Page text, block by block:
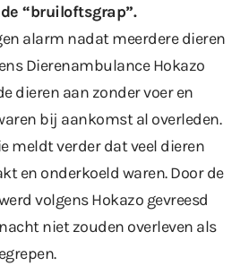
“bruiloftsgrap”.
alarm nadat meerdere dieren
Dierenambulance Hokazo
dieren aan zonder voer en
bij aankomst al overleden.
meldt verder dat veel dieren
en onderkoeld waren. Door de
volgens Hokazo gevreesd
niet zouden overleven als